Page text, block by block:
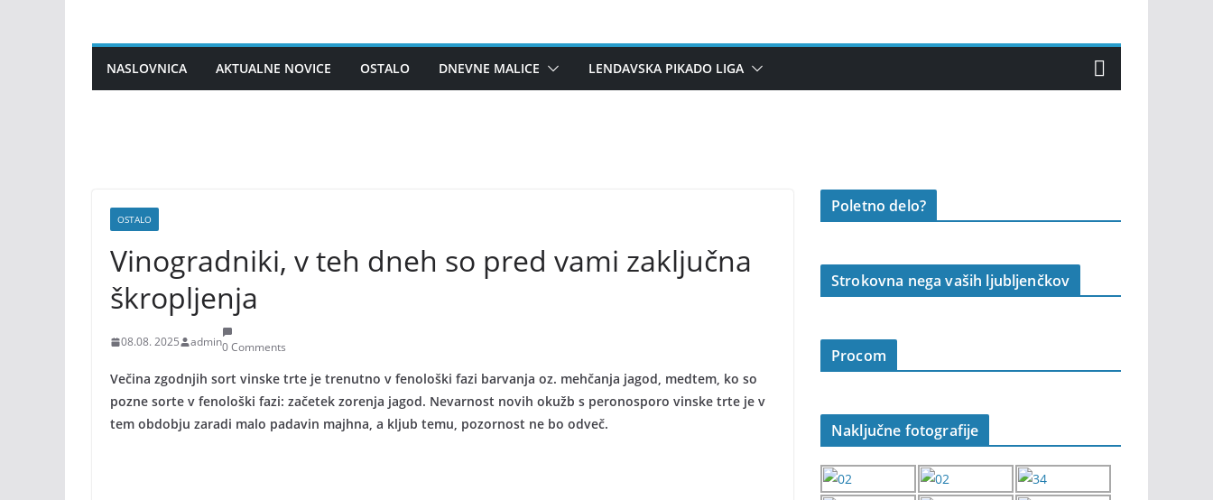
contentNASLOVNICA AKTUALNE NOVICE OSTALO DNEVNE MALICE LENDAVSKA PIKADO LIGA
OSTALO
Vinogradniki, v teh dneh so pred vami zaključna
škropljenja
08.08. 2025 admin0 Comments
Večina zgodnjih sort vinske trte je trenutno v fenološki fazi barvanja oz. mehčanja jagod, medtem, ko so
pozne sorte v fenološki fazi: začetek zorenja jagod. Nevarnost novih okužb s peronosporo vinske trte je v
tem obdobju zaradi malo padavin majhna, a kljub temu, pozornost ne bo odveč.
Poletno delo?
Strokovna nega vaših ljubljenčkov
Procom
Naključne fotografije